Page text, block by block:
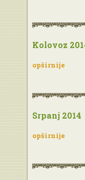
Kolovoz
opširnije
Srpanj 2014
opširnije